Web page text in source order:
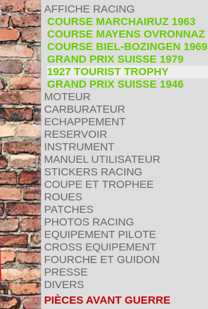
AFFICHE RACING
COURSE MARCHAIRUZ 1963
COURSE MAYENS OVRONNAZ
COURSE BIEL-BOZINGEN 1969
GRAND PRIX SUISSE 1979
1927 TOURIST TROPHY
GRAND PRIX SUISSE 1946
MOTEUR
CARBURATEUR
ECHAPPEMENT
RESERVOIR
INSTRUMENT
MANUEL UTILISATEUR
STICKERS RACING
COUPE ET TROPHEE
ROUES
PATCHES
PHOTOS RACING
EQUIPEMENT PILOTE
CROSS EQUIPEMENT
FOURCHE ET GUIDON
PRESSE
DIVERS
PIÈCES AVANT GUERRE